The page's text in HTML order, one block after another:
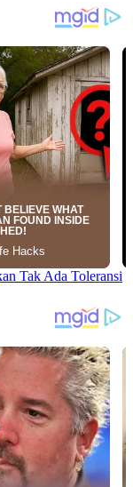
Tak Ada Toleransi